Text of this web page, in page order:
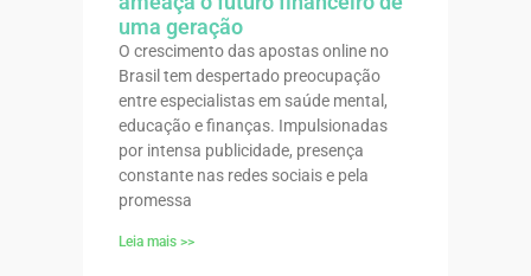
uma geração
O crescimento das apostas online no
Brasil tem despertado preocupação
entre especialistas em saúde mental,
educação e finanças. Impulsionadas
por intensa publicidade, presença
constante nas redes sociais e pela
promessa
Leia mais >>